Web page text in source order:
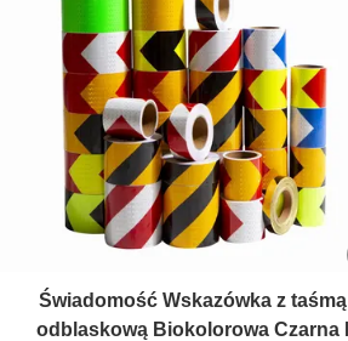
Świadomość Wskazówka z taśmą
odblaskową Biokolorowa Czarna I